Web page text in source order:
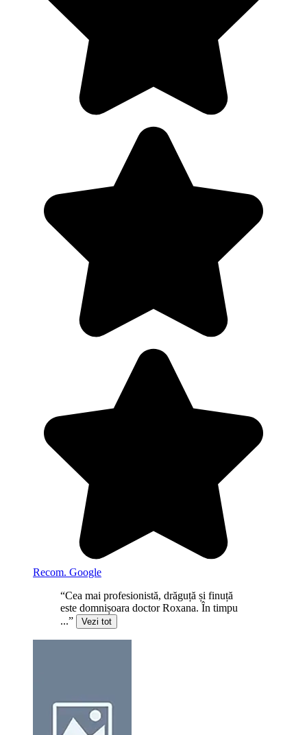
Recom. Google
“Cea mai profesionistă, drăguță și finuță
este domnișoara doctor Roxana. În timpu
...”
Vezi tot